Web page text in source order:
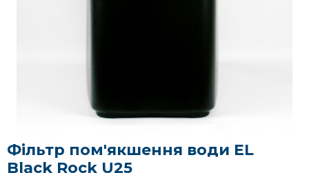
Фільтр пом'якшення води EL
Black Rock U25